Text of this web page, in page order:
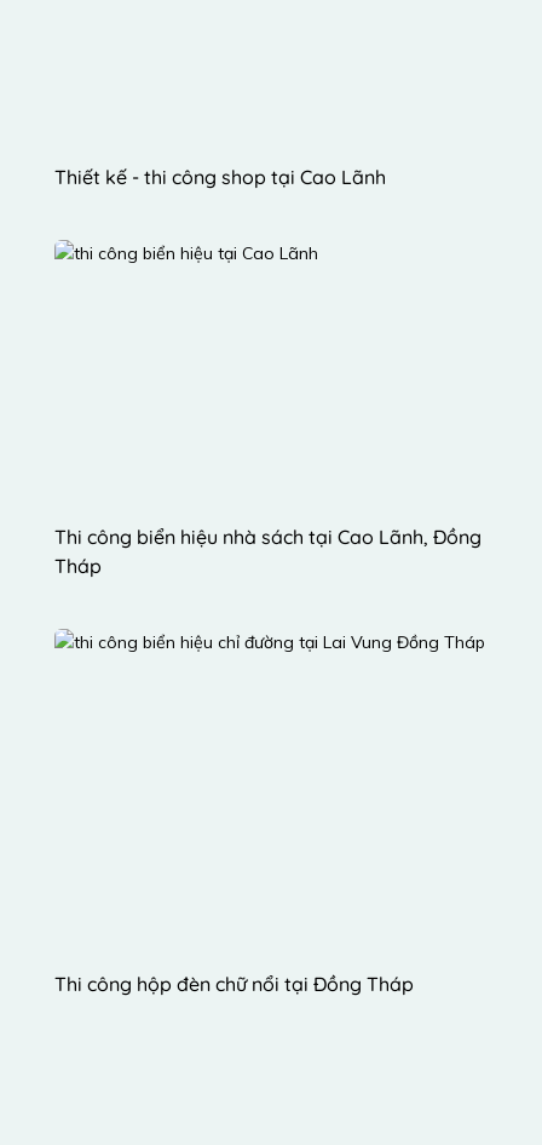
Thiết kế - thi công shop tại Cao Lãnh
Thi công biển hiệu nhà sách tại Cao Lãnh, Đồng
Tháp
Thi công hộp đèn chữ nổi tại Đồng Tháp